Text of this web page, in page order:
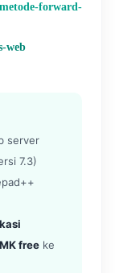
forward-
web
server
7.3)
free ke